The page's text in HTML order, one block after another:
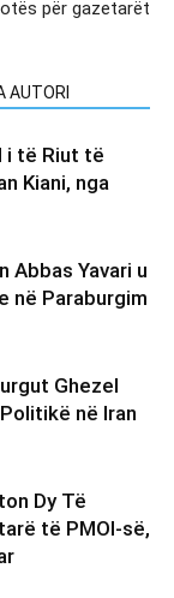
për gazetarët
AUTORI
i të Riut të
Kiani, nga
Abbas Yavari u
në Paraburgim
Ghezel
në Iran
Dy Të
të PMOI-së,